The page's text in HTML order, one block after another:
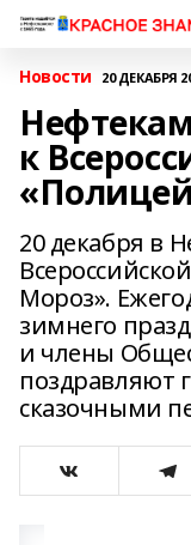
Новости 20 ДЕКАБРЯ
к
20 декабря в
Мороз».
зимнего
и члены
поздравляют
сказочными